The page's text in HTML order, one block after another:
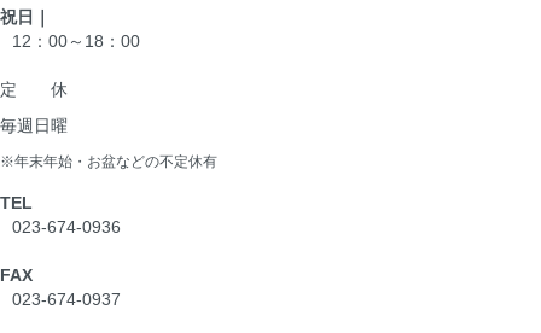
祝日｜
12：00～18：00
定 休
毎週日曜
※年末年始・お盆などの不定休有
TEL
023-674-0936
FAX
023-674-0937